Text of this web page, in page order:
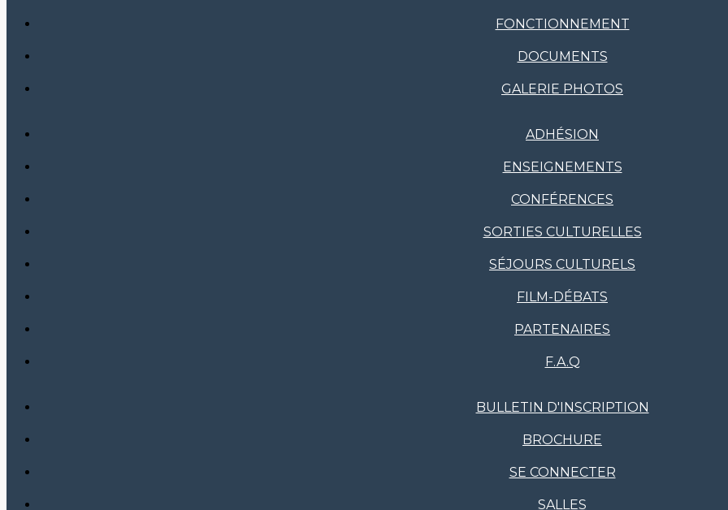
FONCTIONNEMENT
DOCUMENTS
GALERIE PHOTOS
ADHÉSION
ENSEIGNEMENTS
CONFÉRENCES
SORTIES CULTURELLES
SÉJOURS CULTURELS
FILM-DÉBATS
PARTENAIRES
F.A.Q
BULLETIN D'INSCRIPTION
BROCHURE
SE CONNECTER
SALLES